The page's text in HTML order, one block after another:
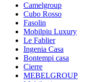
Camelgroup
Cubo Rosso
Fasolin
Mobilpiu Luxury
Le Fablier
Ingenia Casa
Bontempi casa
Cierre
MEBELGROUP